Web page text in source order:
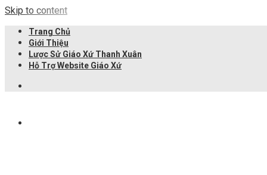
Skip to content
Trang Chủ
Giới Thiệu
Lược Sử Giáo Xứ Thanh Xuân
Hỗ Trợ Website Giáo Xứ